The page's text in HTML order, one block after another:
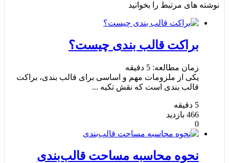
نوشته های مرتبط را بخوانید
براکت قالب بندی چیست؟
زمان مطالعه: 5 دقیقه
یکی از ملزومات مهم و اساسی برای قالب بندی، براکت
قالب بندی است که نقش تکیه ...
5 دقیقه
466 بازدید
0
نحوه محاسبه مساحت قالب‌بندی